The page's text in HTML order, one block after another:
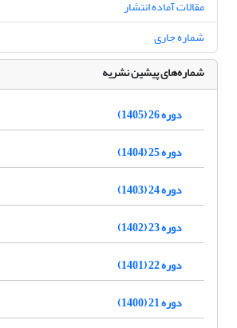
مقالات آماده انتشار
شماره جاری
شماره‌های پیشین نشریه
دوره 26 (1405)
دوره 25 (1404)
دوره 24 (1403)
دوره 23 (1402)
دوره 22 (1401)
دوره 21 (1400)